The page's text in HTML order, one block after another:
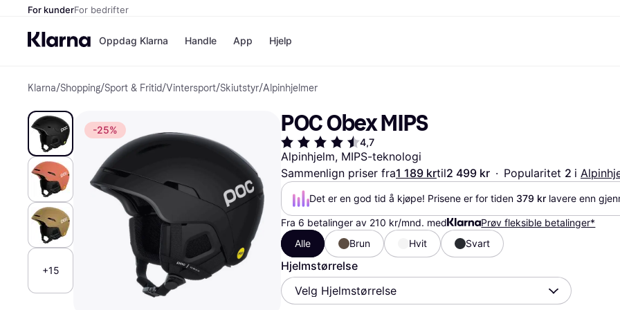
For kunderFor bedrifter
Oppdag Klarna
Betalingsmetoder
Betal nå
Betal i 3 deler
Betal innen 30 dager
Finansiering
Vipps
Utforsk butikker
Medlemskap
Inviter en venn
Handle
Butikker
Booking.com
Farmasiet
kicks.no
Norwegian
Butikkoversikt
Skjønnhet & Helse
Klær & Accessories
Leker & Hobby
Hjem & Interiør
Lyd & Bilde
Data
Bygg & Oppussing
Kjøkkenapparater
Bøker, Filmer & Musikk
Alle
App Hjelp
Klarna/Shopping/Sport & Fritid/Vintersport/Skiutstyr/Alpinhjelmer
-25%
+15
POC Obex MIPS
4,7
Alpinhjelm, MIPS-teknologi
Sammenlign priser fra1 189 krtil2 499 kr · Popularitet 2 i
Det er en god tid å kjøpe! Prisene er for tiden 379 kr lavere enn
Fra 6 betalinger av 210 kr/mnd. med
Prøv fleksible betalinger*
Alle
Brun Hvit Svart
Hjelmstørrelse
Velg Hjelmstørrelse